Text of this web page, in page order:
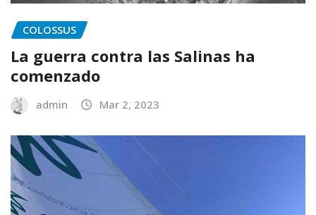
COLOSSUS
La guerra contra las Salinas ha
comenzado
admin Mar 2, 2023